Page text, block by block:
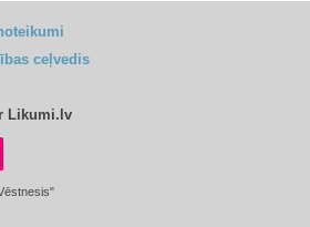
ceļvedis
Likumi.lv